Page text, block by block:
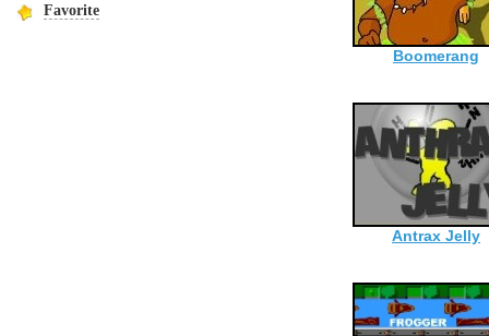
Favorite
Boomerang
Antrax Jelly